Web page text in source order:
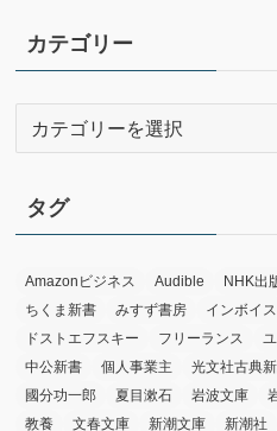
イ
ブ
カテゴリー
リ
ー
タグ
Amazonビジネス Audible NHK出
ちくま新書
みすず書房 インボイス
ドストエフスキー
フリーランス
中公新書
個人事業主 光文社古典
國分功一郎
夏目漱石 岩波文庫
教養
文春文庫 新潮文庫 新潮社